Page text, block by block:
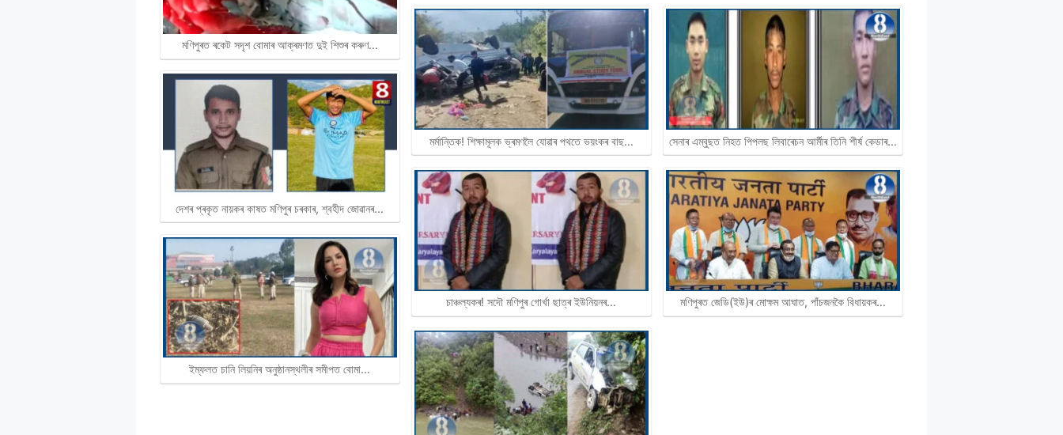
মণিপুৰত ৰকেট সদৃশ বোমাৰ আক্ৰমণত দুই শিশুৰ কৰুণ…
দেশৰ প্ৰকৃত নায়কৰ কাষত মণিপুৰ চৰকাৰ, শ্বহীদ জোৱানৰ…
ইম্ফলত চানি লিয়নিৰ অনুষ্ঠানস্থলীৰ সমীপত বােমা…
মৰ্মান্তিক! শিক্ষামূলক ভ্ৰমণলৈ যোৱাৰ পথতে ভয়ংকৰ বাছ…
চাঞ্চল্যকৰ! সদৌ মণিপুৰ গোৰ্খা ছাত্ৰ ইউনিয়নৰ…
সেনাৰ এম্বুছত নিহত পিপলছ লিবাৰেচন আৰ্মীৰ তিনি শীৰ্ষ কেডাৰ...
মণিপুৰত জেডি(ইউ)ৰ মোক্ষম আঘাত, পাঁচজনকৈ বিধায়কৰ…